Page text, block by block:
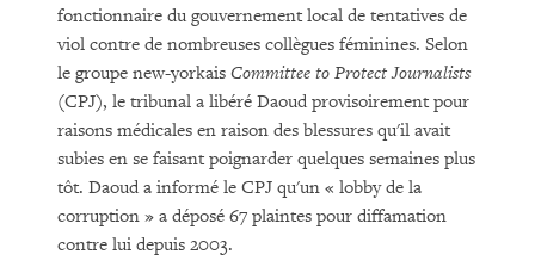
fonctionnaire du gouvernement local de tentatives de
viol contre de nombreuses collègues féminines. Selon
le groupe new-yorkais Committee to Protect Journalists
(CPJ), le tribunal a libéré Daoud provisoirement pour
raisons médicales en raison des blessures qu'il avait
subies en se faisant poignarder quelques semaines plus
tôt. Daoud a informé le CPJ qu'un « lobby de la
corruption » a déposé 67 plaintes pour diffamation
contre lui depuis 2003.